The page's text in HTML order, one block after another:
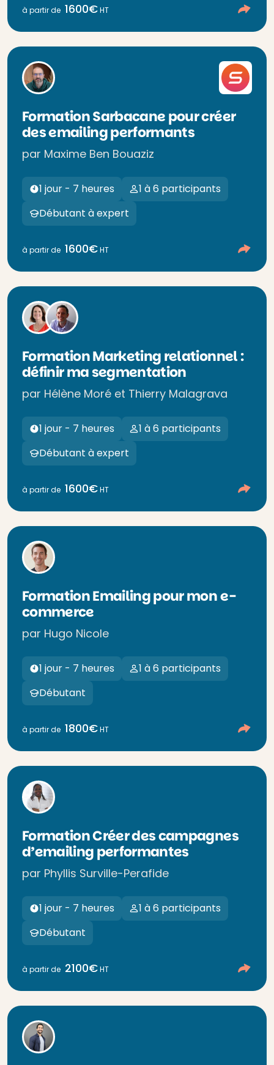
à partir de 1600€HT
Formation Sarbacane pour créer
des emailing performants
par Maxime Ben Bouaziz
1 jour - 7 heures
1 à 6 participants
Débutant à expert
à partir de 1600€HT
Formation Marketing relationnel :
définir ma segmentation
par Hélène Moré et Thierry Malagrava
1 jour - 7 heures
1 à 6 participants
Débutant à expert
à partir de 1600€HT
Formation Emailing pour mon e-
commerce
par Hugo Nicole
1 jour - 7 heures
1 à 6 participants
Débutant
à partir de 1800€HT
Formation Créer des campagnes
d’emailing performantes
par Phyllis Surville-Perafide
1 jour - 7 heures
1 à 6 participants
Débutant
à partir de 2100€HT